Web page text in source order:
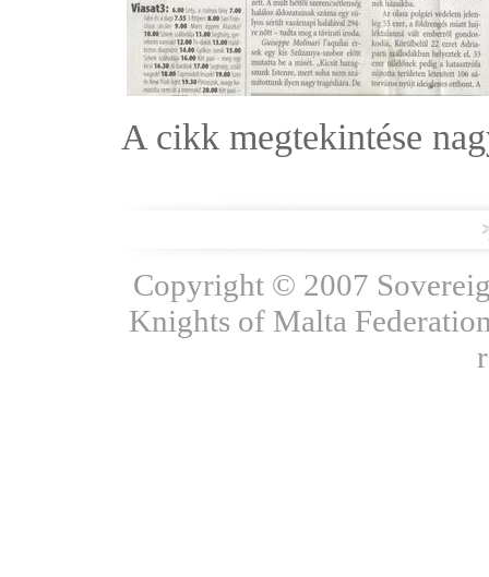
A cikk megtekintése
Copyright © 2007
Knights of Malta